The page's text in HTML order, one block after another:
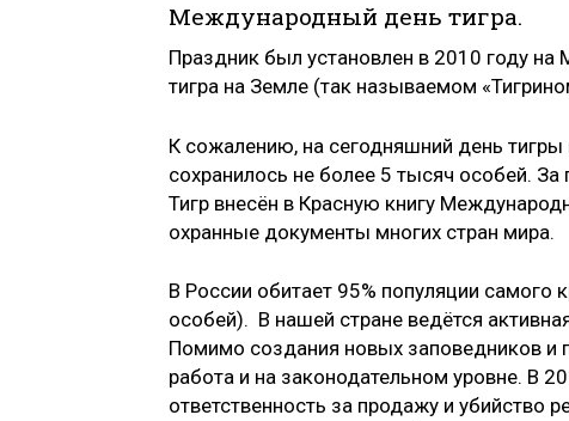
Международный день тигра.
Праздник был установлен в 2010 году
тигра на Земле (так называемом
К сожалению, на сегодняшний день тигры
сохранилось не более 5 тысяч особей. За
Тигр внесён в Красную книгу
охранные документы многих стран мира.
В России обитает 95% популяции
особей). В нашей стране ведётся
Помимо создания новых заповедников и
работа и на законодательном уровне. В
ответственность за продажу и убийство